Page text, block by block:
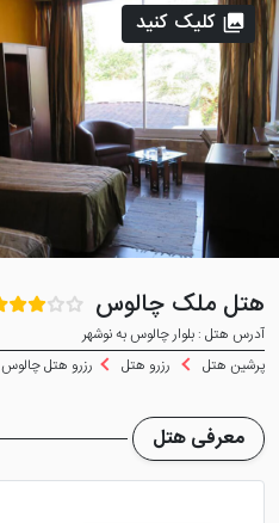
هتل ملک چالوس
آدرس هتل : بلوار چالوس به نوشهر
پرشین هتل
رزرو هتل رزرو هتل چالوس
کلیک کنید
معرفی هتل